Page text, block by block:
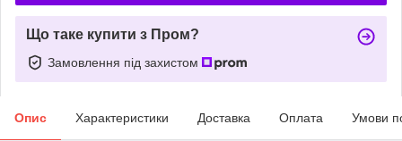
Що таке купити з Пром?
Замовлення під захистом
Опис Характеристики Доставка Оплата Умови